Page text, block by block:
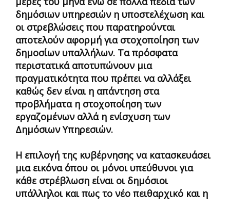
δημόσιων υπηρεσιών η υποστελέχωση και
οι στρεβλώσεις που παρατηρούνται
αποτελούν αφορμή για στοχοποίηση των
δημοσίων υπαλλήλων. Τα πρόσφατα
περιστατικά αποτυπώνουν μια
πραγματικότητα που πρέπει να αλλάξει
καθώς δεν είναι η απάντηση στα
προβλήματα η στοχοποίηση των
εργαζομένων αλλά η ενίσχυση των
Δημόσιων Υπηρεσιών.
Η επιλογή της κυβέρνησης να κατασκευάσει
μια εικόνα όπου οι μόνοι υπεύθυνοι για
κάθε στρέβλωση είναι οι δημόσιοι
υπάλληλοι και πως το νέο πειθαρχικό και η